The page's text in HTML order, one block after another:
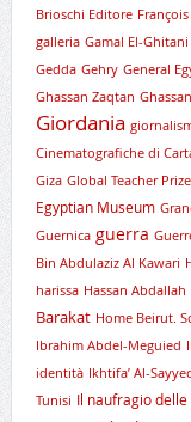
Brioschi Editore
galleria Gamal El-Ghitani
Gedda Gehry General
Ghassan Zaqtan
Giordania
Cinematografiche di
Giza Global Teacher Prize
Egyptian Museum
Guernica guerra
Bin Abdulaziz Al Kawari
harissa Hassan Abdallah
Barakat Home Beirut.
Ibrahim Abdel-Meguied
identità Ikhtifa’ Al-
Tunisi Il naufragio delle